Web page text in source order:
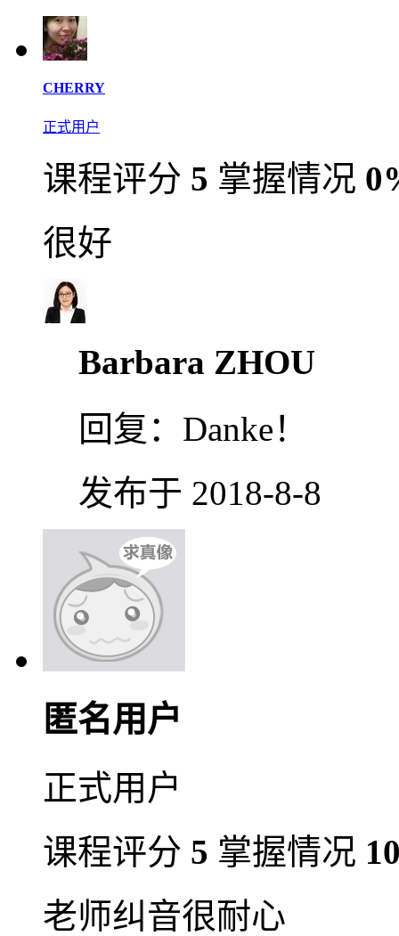
CHERRY
正式用户
课程评分 5 掌握情况
很好
Barbara ZHOU
回复： Danke！
发布于 2018-8-8
匿名用户
正式用户
课程评分 5 掌握情况
老师纠音很耐心